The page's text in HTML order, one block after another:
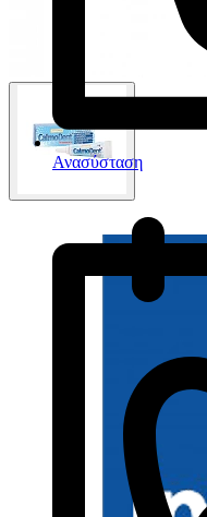
Ανασύσταση